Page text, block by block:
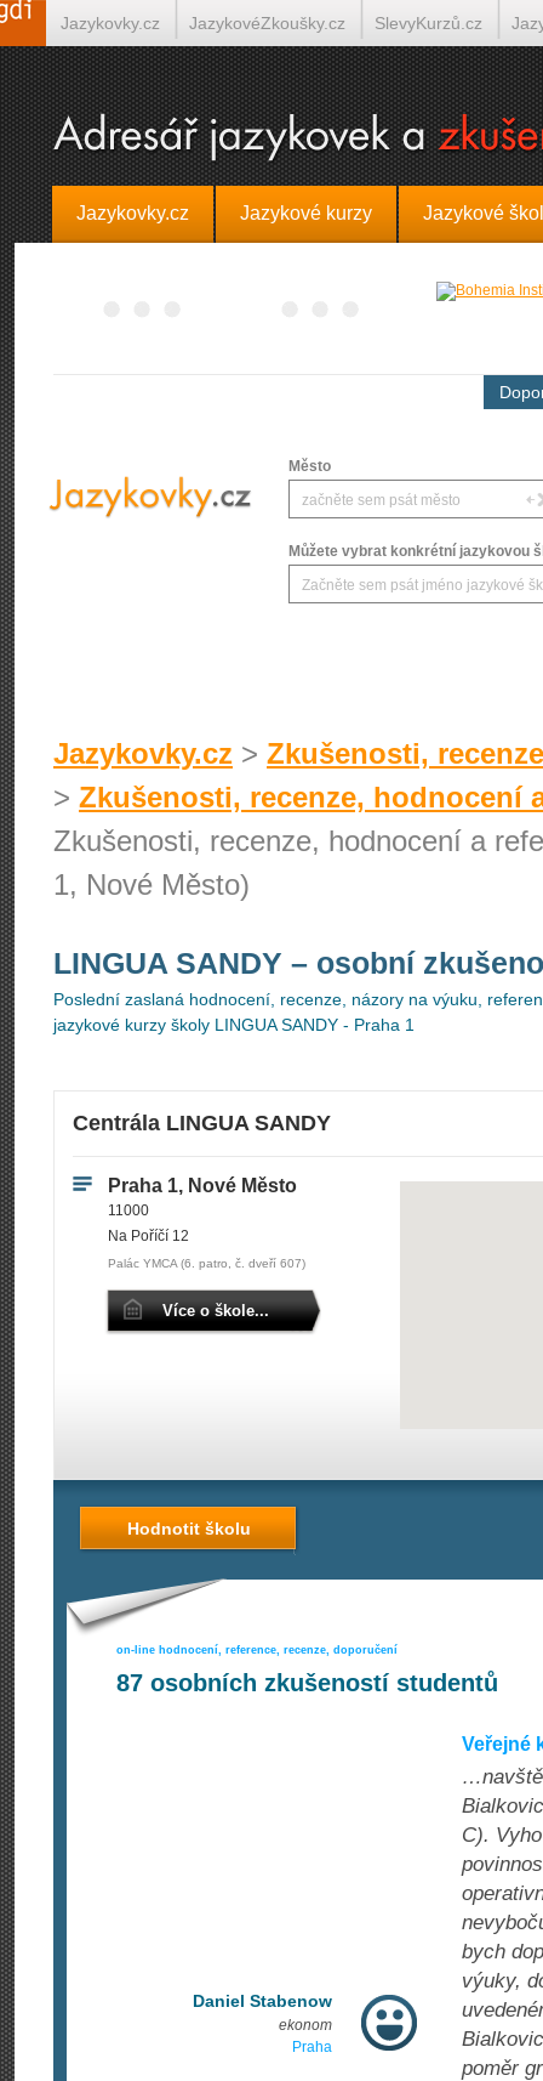
Jazykovky.cz Jazykové kurzy Jazykové
Město
Můžete vybrat konkrétní jazykovou
Jazykovky.cz > Zkušenosti,
> Zkušenosti, recenze, hodnocení
Zkušenosti, recenze, hodnocení a
1, Nové Město)
LINGUA SANDY – osobní
Poslední zaslaná hodnocení, recenze, názory na výuku,
jazykové kurzy školy LINGUA SANDY - Praha 1
Centrála LINGUA SANDY
Praha 1, Nové Město
11000
Na Poříčí 12
Palác YMCA (6. patro, č. dveří 607)
Více o škole...
Hodnotit školu
on-line hodnocení, reference, recenze, doporučení
87 osobních zkušeností studentů
Daniel Stabenow
ekonom
Praha
Veřejné
C).
bych
výuky,
poměr
Jazykovky.cz JazykovéZkoušky.cz SlevyKurzů.cz
Španělština on-line Italština on-line Tlumočení-